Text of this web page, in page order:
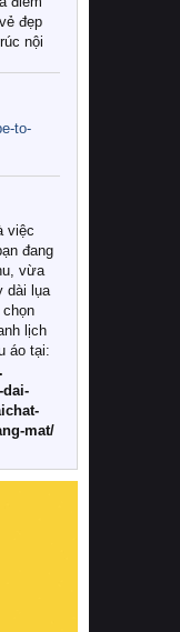
đẹp
nội
mã
cao
hợp với
gia
lời
đây.
lại ưa
đệm
chất
khác
đỡ
dòng
quốc
to-
việc
đang
vừa
dài lụa
lịch
áo tại:
dai-
mat/